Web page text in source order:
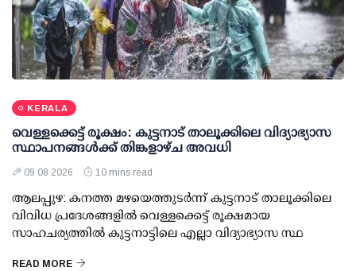
KERALA
വെള്ളക്കെട്ട് രൂക്ഷം: കുട്ടനാട് താലൂക്കിലെ വിദ്യാഭ്യാസ
സ്ഥാപനങ്ങള്‍ക്ക് തിങ്കളാഴ്ച അവധി
09 08 2026 10 mins read
ആലപ്പുഴ: കനത്ത മഴയെത്തുടര്‍ന്ന് കുട്ടനാട് താലൂക്കിലെ
വിവിധ പ്രദേശങ്ങളില്‍ വെള്ളക്കെട്ട് രൂക്ഷമായ
സാഹചര്യത്തില്‍ കുട്ടനാട്ടിലെ എല്ലാ വിദ്യാഭ്യാസ സ്ഥ
READ MORE